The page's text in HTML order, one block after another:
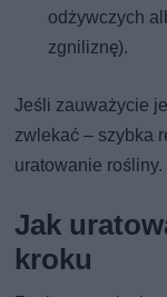
odżywczych
zgniliznę).
Jeśli zauważycie
zwlekać – szybka
uratowanie rośliny.
Jak
kroku